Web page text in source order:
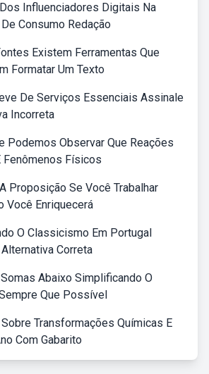
Influenciadores Digitais Na
Consumo Redação
Existem Ferramentas Que
Formatar Um Texto
De Serviços Essenciais Assinale
Incorreta
Podemos Observar Que Reações
Fenômenos Físicos
Proposição Se Você Trabalhar
Você Enriquecerá
O Classicismo Em Portugal
Correta
Abaixo Simplificando O
Que Possível
Transformações Químicas E
Com Gabarito